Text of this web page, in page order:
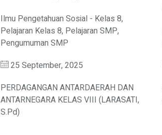
Ilmu Pengetahuan Sosial - Kelas 8,
Pelajaran Kelas 8, Pelajaran SMP,
Pengumuman SMP
25 September, 2025
PERDAGANGAN ANTARDAERAH DAN
ANTARNEGARA KELAS VIII (LARASATI,
S.Pd)